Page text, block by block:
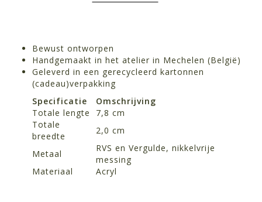
Bewust ontworpen
Handgemaakt in het atelier in Mechelen (België)
Geleverd in een gerecycleerd kartonnen
(cadeau)verpakking
Specificatie
Omschrijving
Totale lengte
7,8 cm
Totale
breedte
2,0 cm
Metaal
RVS en Vergulde, nikkelvrije
messing
Materiaal
Acryl